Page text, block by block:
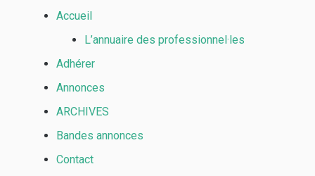
Accueil
L’annuaire des professionnel·les
Adhérer
Annonces
ARCHIVES
Bandes annonces
Contact